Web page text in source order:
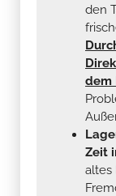
den
dem
Zeit
altes